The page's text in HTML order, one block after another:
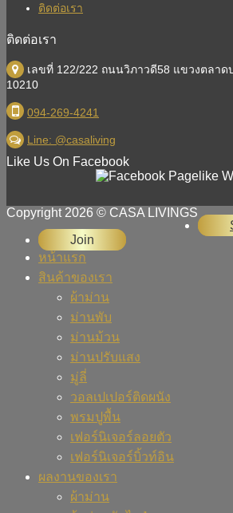
ติดต่อเรา
ติดต่อเรา
เลขที่ 122/222 ถนนวิภาวดี58 แขวงตลาด
10210
094-269-4241
Line: @casaliving
Like Us On Facebook
Copyright 2026 © CASA LIVINGS
Join
หน้าแรก
สินค้าของเรา
ผ้าม่าน
ม่านพับ
ม่านม้วน
ม่านปรับแสง
มู่ลี่
วอลเปเปอร์ติดผนัง
พรมปูพื้น
เฟอร์นิเจอร์ลอยตัว
เฟอร์นิเจอร์บิ้วท์อิน
ผลงานของเรา
ผ้าม่าน